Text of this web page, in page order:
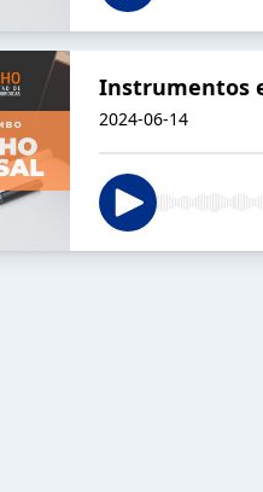
Instrumentos
2024-06-14